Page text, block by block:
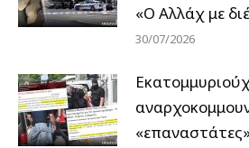
«Ο Αλλάχ με
30/07/2026